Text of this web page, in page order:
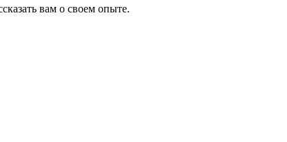
вам о своем опыте.